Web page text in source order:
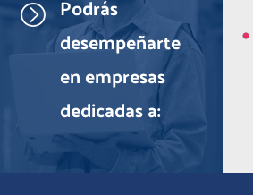
desempeñarte
en empresas
dedicadas a:
salud, entre otras.